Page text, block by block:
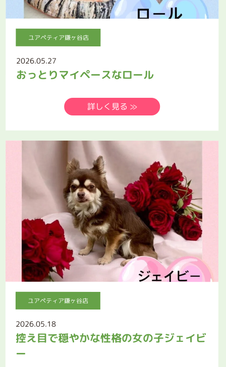
ユアペティア鎌ヶ谷店
2026.05.27
おっとりマイペースなロール
詳しく見る ≫
ユアペティア鎌ヶ谷店
2026.05.18
控え目で穏やかな性格の女の子ジェイビ
ー